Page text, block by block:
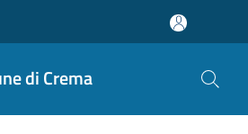
di Crema